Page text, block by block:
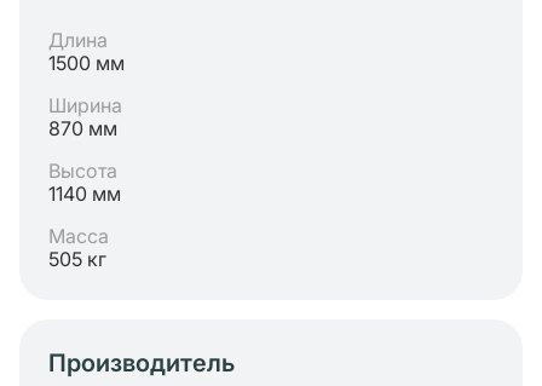
Длина
1500 мм
Ширина
870 мм
Высота
1140 мм
Масса
505 кг
Производитель